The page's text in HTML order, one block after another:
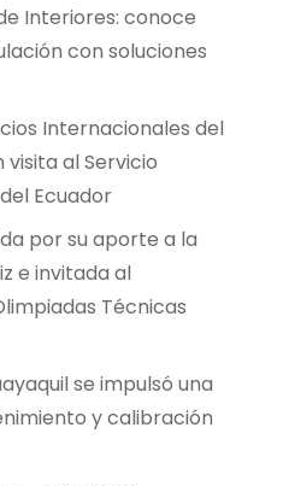
Interiores: conoce
con soluciones
Internacionales del
visita al Servicio
Ecuador
por su aporte a la
e invitada al
Técnicas
se impulsó una
y calibración